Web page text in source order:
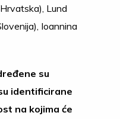
Lund
Ioannina
su
identificirane
na kojima će